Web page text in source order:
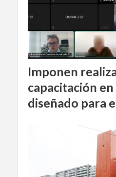
Imponen
capacitación
diseñado para